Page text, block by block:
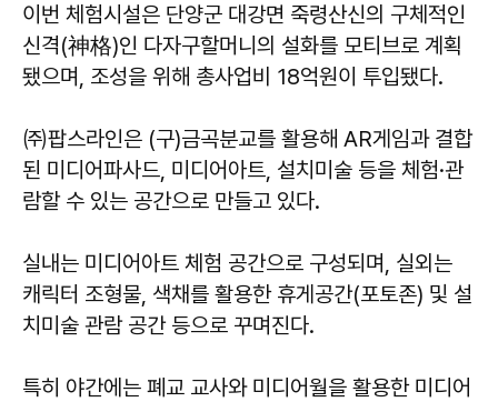
이번 체험시설은 단양군 대강면 죽령산신의 구체적인
신격(神格)인 다자구할머니의 설화를 모티브로 계획
됐으며, 조성을 위해 총사업비 18억원이 투입됐다.
㈜팝스라인은 (구)금곡분교를 활용해 AR게임과 결합
된 미디어파사드, 미디어아트, 설치미술 등을 체험·관
람할 수 있는 공간으로 만들고 있다.
실내는 미디어아트 체험 공간으로 구성되며, 실외는
캐릭터 조형물, 색채를 활용한 휴게공간(포토존) 및 설
치미술 관람 공간 등으로 꾸며진다.
특히 야간에는 폐교 교사와 미디어월을 활용한 미디어